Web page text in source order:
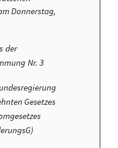
Donnerstag,
der
Nr. 3
Gesetzes